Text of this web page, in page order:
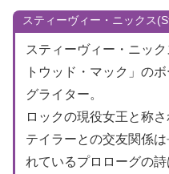
スティーヴィー・ニックス
スティーヴィー・ニッ
トウッド・マック」の
グライター。
ロックの現役女王と称さ
テイラーとの交友関係
れているプロローグの